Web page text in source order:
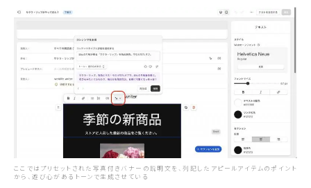
ここではプリセットされた写真付きバナーの説明文を、列記したアピールアイテムのポイント
から、遊び心があるトーンで生成させている